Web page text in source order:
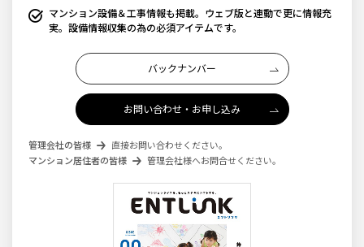
マンション設備＆工事情報も掲載。ウェブ版と連動で更に情報充
実。設備情報収集の為の必須アイテムです。
バックナンバー
お問い合わせ・お申し込み
管理会社の皆様
直接お問い合わせください。
マンション居住者の皆様
管理会社様へお問合せください。